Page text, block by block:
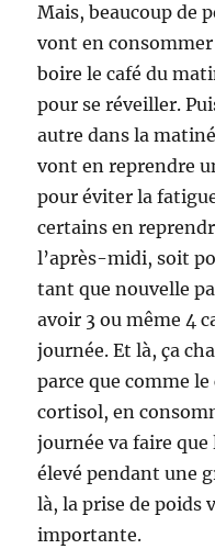
Mais, beaucoup de
vont en
boire le café du
pour se réveiller.
autre dans la
vont en reprendre
pour éviter la
certains en
l’après-midi, soit
tant que nouvelle
avoir 3 ou même 4
journée. Et là, ça
parce que comme
cortisol, en
journée va faire
élevé pendant une
là, la prise de poids
importante.